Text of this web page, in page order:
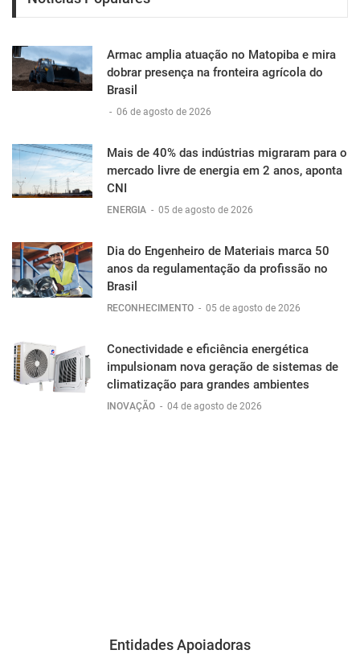
Armac amplia atuação no Matopiba e mira
dobrar presença na fronteira agrícola do
Brasil
- 06 de agosto de 2026
Mais de 40% das indústrias migraram para o
mercado livre de energia em 2 anos, aponta
CNI
ENERGIA - 05 de agosto de 2026
Dia do Engenheiro de Materiais marca 50
anos da regulamentação da profissão no
Brasil
RECONHECIMENTO - 05 de agosto de 2026
Conectividade e eficiência energética
impulsionam nova geração de sistemas de
climatização para grandes ambientes
INOVAÇÃO - 04 de agosto de 2026
Entidades Apoiadoras